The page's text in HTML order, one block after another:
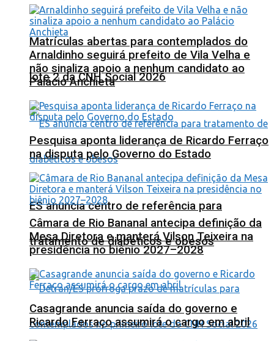
Matrículas abertas para contemplados do
lote 2 da CNH Social 2026
ES anuncia centro de referência para
tratamento de diabéticos e obesos
Arnaldinho seguirá prefeito de Vila Velha e
não sinaliza apoio a nenhum candidato ao
Palácio Anchieta
Pesquisa aponta liderança de Ricardo Ferraço
na disputa pelo Governo do Estado
Câmara de Rio Bananal antecipa definição da
Mesa Diretora e manterá Vilson Teixeira na
presidência no biênio 2027–2028
Casagrande anuncia saída do governo e
Ricardo Ferraço assumirá o cargo em abril